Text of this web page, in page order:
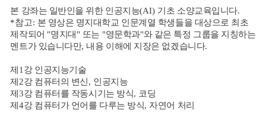
본 강좌는 일반인을 위한 인공지능(AI) 기초 소양교육입니다.
*참고: 본 영상은 명지대학교 인문계열 학생들을 대상으로 최초
제작되어 "명지대 " 또는 "영문학과"와 같은 특정 그룹을 지칭하는
멘트가 있습니다만, 내용 이해에 지장은 없겠습니다.
제 1 강 인공지능기술
제 2강 컴퓨터의 변신 , 인공지능
제 3강 컴퓨터를 작동시기는 방식, 코딩
제 4강 컴퓨터가 언어를 다루는 방식, 자연어 처리